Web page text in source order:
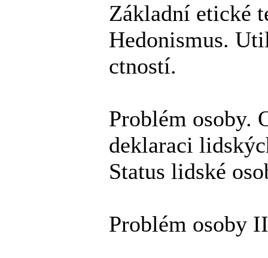
Základní etické
Hedonismus.
ctností.
Problém osoby.
deklaraci
Status lidské
Problém osoby